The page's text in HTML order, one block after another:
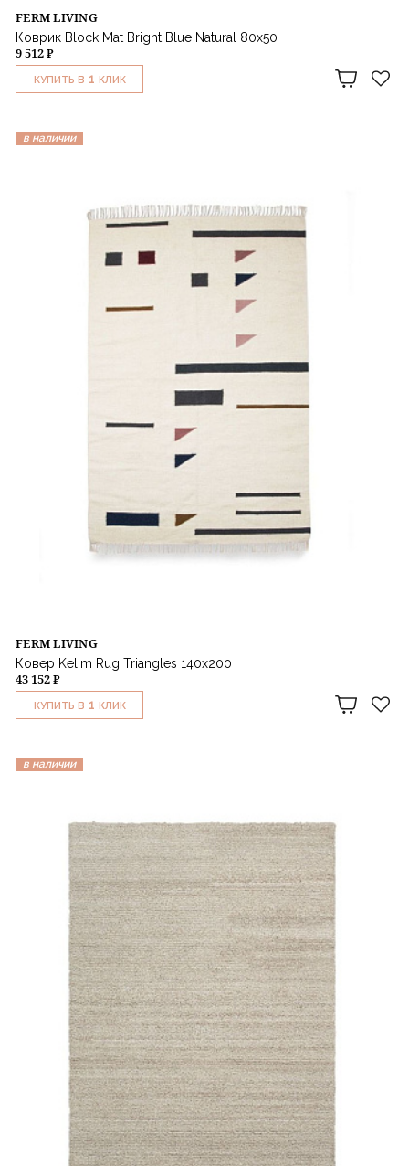
FERM LIVING
Коврик Block Mat Bright Blue Natural 80х50
9 512 ₽
КУПИТЬ В 1 КЛИК
в наличии
FERM LIVING
Ковер Kelim Rug Triangles 140x200
43 152 ₽
КУПИТЬ В 1 КЛИК
в наличии